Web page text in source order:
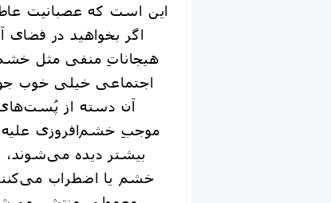
این است که عصبانیت
اگر بخواهید در فضای
هیجاناتِ منفی مثل
اجتماعی خیلی خوب
آن دسته از
موجبِ خشم‌افروزی
بیشتر دیده می‌شوند،
خشم یا اضطراب